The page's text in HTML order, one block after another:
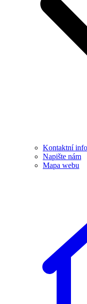
Kontaktní
Napište nám
Mapa webu